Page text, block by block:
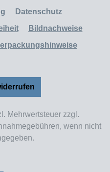
Datenschutz
Bildnachweise
Mehrwertsteuer zzgl.
wenn nicht